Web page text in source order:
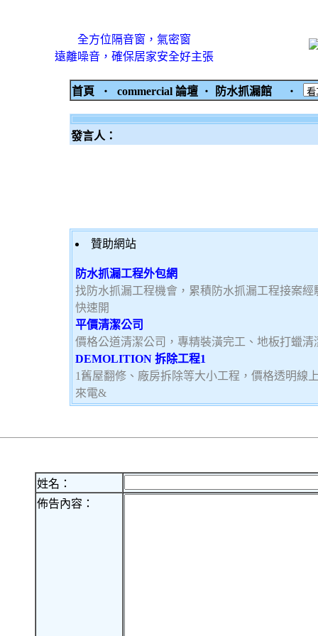
全方位隔音窗，氣密窗
遠離噪音，確保居家安全好主張
首頁 ‧ commercial 論壇 ‧ 防水抓漏館 ‧
發言人：
贊助網站
防水抓漏工程外包網
找防水抓漏工程機會，累積防水抓漏工程接案
快速開
平價清潔公司
價格公道清潔公司，專精裝潢完工、地板打蠟
DEMOLITION 拆除工程1
1舊屋翻修、廠房拆除等大小工程，價格透明線
來電&
姓名：
佈告內容：